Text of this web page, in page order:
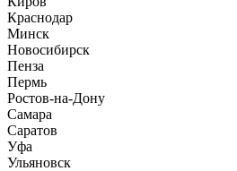
Краснодар
Минск
Новосибирск
Пенза
Пермь
Ростов-на-Дону
Самара
Саратов
Уфа
Ульяновск